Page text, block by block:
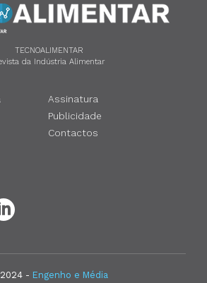
TECNOALIMENTAR
da Indústria Alimentar
Assinatura
Publicidade
Contactos
- Engenho e Média